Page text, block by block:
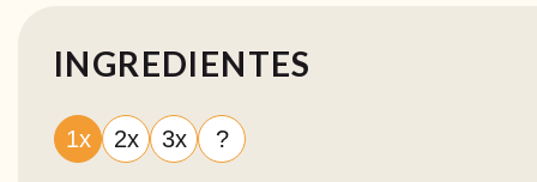
INGREDIENTES
1x 2x 3x ?